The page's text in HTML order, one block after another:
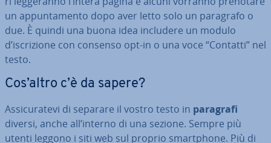
un ap­pun­ta­men­to dopo aver letto solo un paragrafo o
due. È quindi una buona idea includere un modulo
d’iscri­zio­ne con consenso opt-in o una voce “Contatti” nel
testo.
Cos’altro c’è da sapere?
As­si­cu­ra­te­vi di separare il vostro testo in paragrafi
diversi, anche all’interno di una sezione. Sempre più
utenti leggono i siti web sul proprio smart­pho­ne. Più di